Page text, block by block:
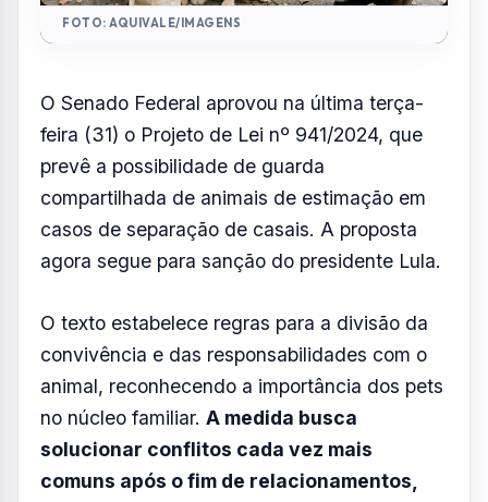
COMPARTILHAR:
FOTO: AQUIVALE/IMAGENS
O Senado Federal aprovou na última terça-
feira (31) o Projeto de Lei nº 941/2024, que